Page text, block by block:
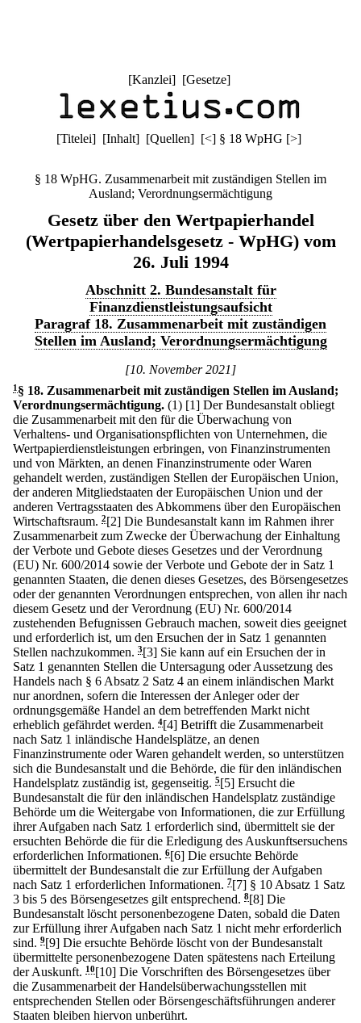
[Kanzlei] [Gesetze]
[Titelei] [Inhalt] [Quellen] [<] § 18 WpHG [>]
§ 18 WpHG. Zusammenarbeit mit zuständigen Stellen im
Ausland; Verordnungsermächtigung
Gesetz über den Wertpapierhandel
(Wertpapierhandelsgesetz - WpHG) vom
26. Juli 1994
Abschnitt 2. Bundesanstalt für
Finanzdienstleistungsaufsicht
Paragraf 18. Zusammenarbeit mit zuständigen
Stellen im Ausland; Verordnungsermächtigung
[10. November 2021]
1 § 18. Zusammenarbeit mit zuständigen Stellen im Ausland;
Verordnungsermächtigung. (1) [1] Der Bundesanstalt obliegt
die Zusammenarbeit mit den für die Überwachung von
Verhaltens- und Organisationspflichten von Unternehmen, die
Wertpapierdienstleistungen erbringen, von Finanzinstrumenten
und von Märkten, an denen Finanzinstrumente oder Waren
gehandelt werden, zuständigen Stellen der Europäischen Union,
der anderen Mitgliedstaaten der Europäischen Union und der
anderen Vertragsstaaten des Abkommens über den Europäischen
Wirtschaftsraum. 2[2] Die Bundesanstalt kann im Rahmen ihrer
Zusammenarbeit zum Zwecke der Überwachung der Einhaltung
der Verbote und Gebote dieses Gesetzes und der Verordnung
(EU) Nr. 600/2014 sowie der Verbote und Gebote der in Satz 1
genannten Staaten, die denen dieses Gesetzes, des Börsengesetzes
oder der genannten Verordnungen entsprechen, von allen ihr nach
diesem Gesetz und der Verordnung (EU) Nr. 600/2014
zustehenden Befugnissen Gebrauch machen, soweit dies geeignet
und erforderlich ist, um den Ersuchen der in Satz 1 genannten
Stellen nachzukommen. 3[3] Sie kann auf ein Ersuchen der in
Satz 1 genannten Stellen die Untersagung oder Aussetzung des
Handels nach § 6 Absatz 2 Satz 4 an einem inländischen Markt
nur anordnen, sofern die Interessen der Anleger oder der
ordnungsgemäße Handel an dem betreffenden Markt nicht
erheblich gefährdet werden. 4[4] Betrifft die Zusammenarbeit
nach Satz 1 inländische Handelsplätze, an denen
Finanzinstrumente oder Waren gehandelt werden, so unterstützen
sich die Bundesanstalt und die Behörde, die für den inländischen
Handelsplatz zuständig ist, gegenseitig. 5[5] Ersucht die
Bundesanstalt die für den inländischen Handelsplatz zuständige
Behörde um die Weitergabe von Informationen, die zur Erfüllung
ihrer Aufgaben nach Satz 1 erforderlich sind, übermittelt sie der
ersuchten Behörde die für die Erledigung des Auskunftsersuchens
erforderlichen Informationen. 6[6] Die ersuchte Behörde
übermittelt der Bundesanstalt die zur Erfüllung der Aufgaben
nach Satz 1 erforderlichen Informationen. 7[7] § 10 Absatz 1 Satz
3 bis 5 des Börsengesetzes gilt entsprechend. 8[8] Die
Bundesanstalt löscht personenbezogene Daten, sobald die Daten
zur Erfüllung ihrer Aufgaben nach Satz 1 nicht mehr erforderlich
sind. 9[9] Die ersuchte Behörde löscht von der Bundesanstalt
übermittelte personenbezogene Daten spätestens nach Erteilung
der Auskunft. 10[10] Die Vorschriften des Börsengesetzes über
die Zusammenarbeit der Handelsüberwachungsstellen mit
entsprechenden Stellen oder Börsengeschäftsführungen anderer
Staaten bleiben hiervon unberührt.